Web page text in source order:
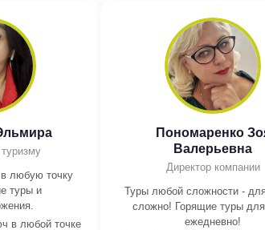
любую точку
туры и
в любой точке
Пономаренко
Валерьевна
Директор компании
Туры любой сложности -
сложно! Горящие туры
ежедневно!